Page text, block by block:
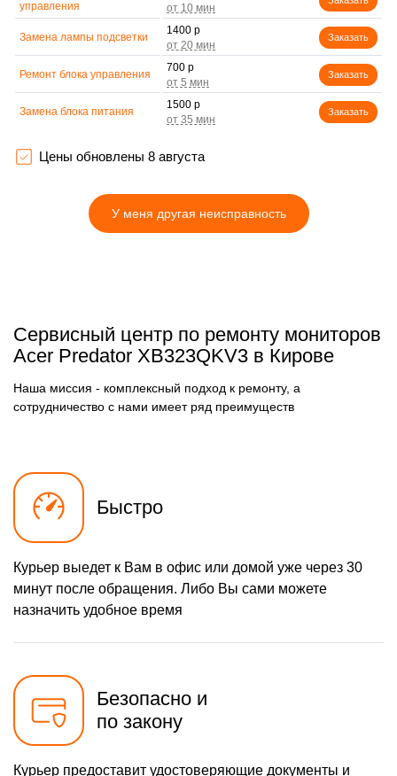
управления
Замена лампы подсветки
1400 р
Заказать
Ремонт блока управления
700 р
Заказать
Замена блока питания
1500 р
Заказать
компонентов
Цены обновлены 8 августа
У меня другая неисправность
Сервисный центр по ремонту мониторов
Acer Predator XB323QKV3 в Кирове
Наша миссия - комплексный подход к ремонту, а
сотрудничество с нами имеет ряд преимуществ
Быстро
Курьер выедет к Вам в офис или домой уже через 30
минут после обращения. Либо Вы сами можете
назначить удобное время
Безопасно и
по закону
Курьер предоставит удостоверяющие документы и